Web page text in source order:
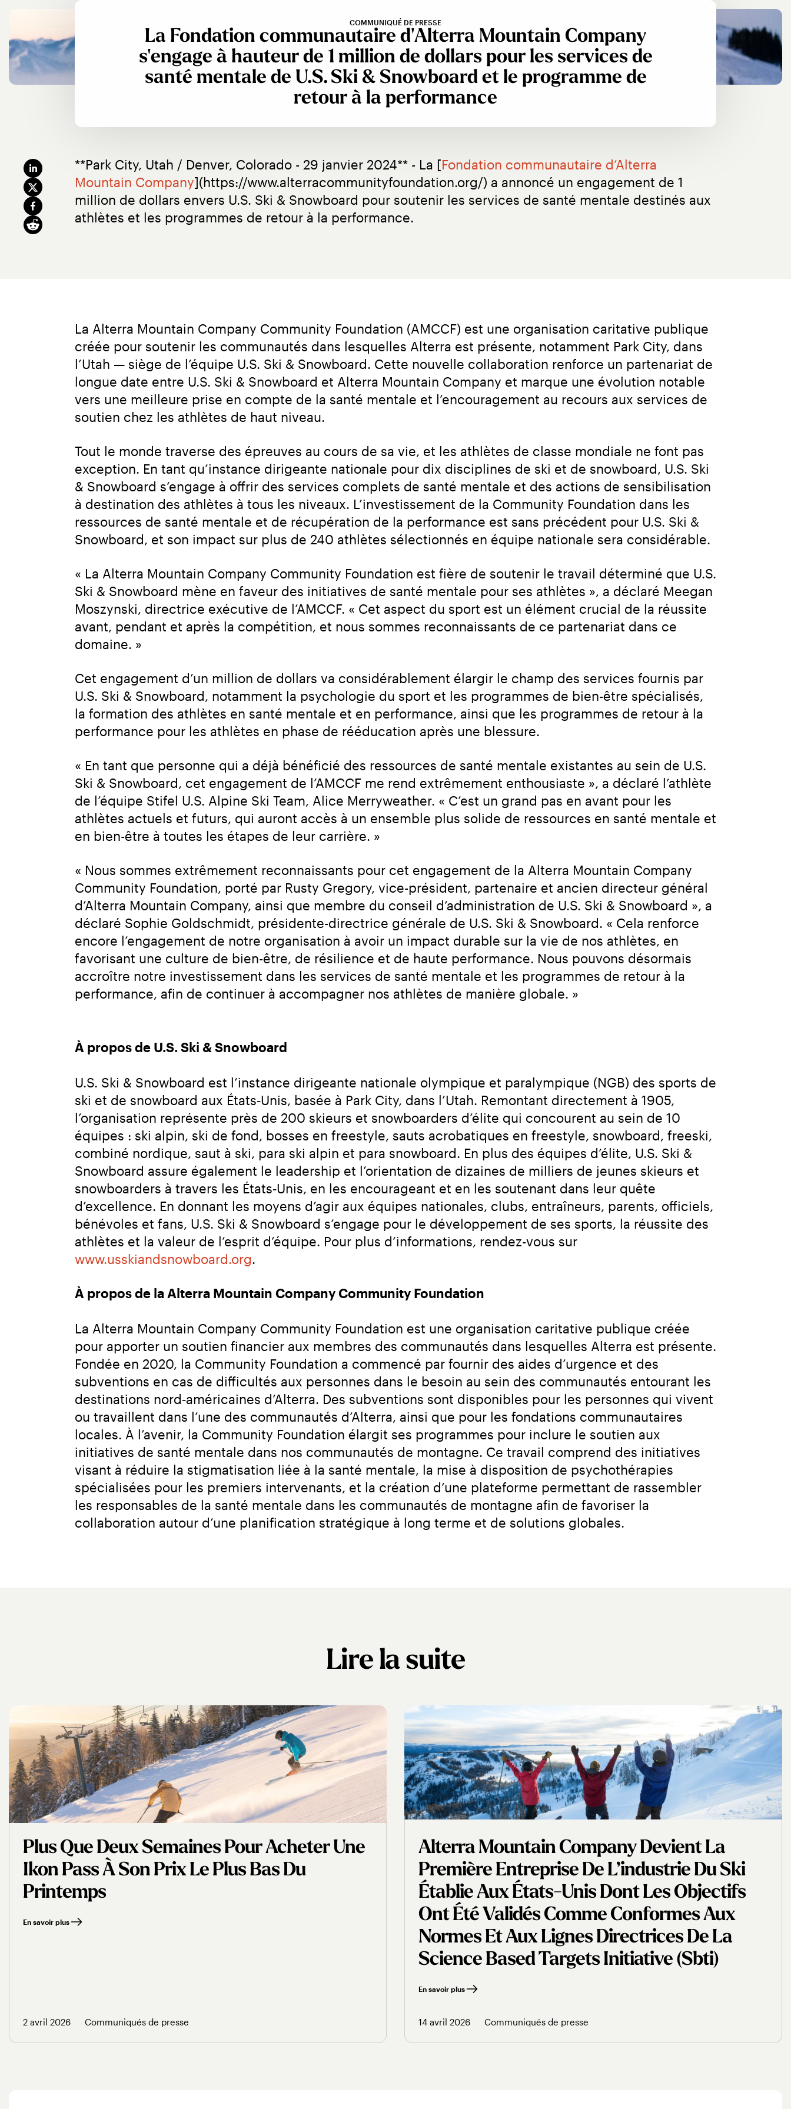
COMMUNIQUÉ DE PRESSE
La Fondation communautaire d'Alterra Mountain Company
s'engage à hauteur de 1 million de dollars pour les services de
santé mentale de U.S. Ski & Snowboard et le programme de
retour à la performance
**Park City, Utah / Denver, Colorado - 29 janvier 2024** - La [Fondation communautaire d’Alterra
Mountain Company](https://www.alterracommunityfoundation.org/) a annoncé un engagement de 1
million de dollars envers U.S. Ski & Snowboard pour soutenir les services de santé mentale destinés aux
athlètes et les programmes de retour à la performance.
La Alterra Mountain Company Community Foundation (AMCCF) est une organisation caritative publique
créée pour soutenir les communautés dans lesquelles Alterra est présente, notamment Park City, dans
l’Utah — siège de l’équipe U.S. Ski & Snowboard. Cette nouvelle collaboration renforce un partenariat de
longue date entre U.S. Ski & Snowboard et Alterra Mountain Company et marque une évolution notable
vers une meilleure prise en compte de la santé mentale et l’encouragement au recours aux services de
soutien chez les athlètes de haut niveau.
Tout le monde traverse des épreuves au cours de sa vie, et les athlètes de classe mondiale ne font pas
exception. En tant qu’instance dirigeante nationale pour dix disciplines de ski et de snowboard, U.S. Ski
& Snowboard s’engage à offrir des services complets de santé mentale et des actions de sensibilisation
à destination des athlètes à tous les niveaux. L’investissement de la Community Foundation dans les
ressources de santé mentale et de récupération de la performance est sans précédent pour U.S. Ski &
Snowboard, et son impact sur plus de 240 athlètes sélectionnés en équipe nationale sera considérable.
« La Alterra Mountain Company Community Foundation est fière de soutenir le travail déterminé que U.S.
Ski & Snowboard mène en faveur des initiatives de santé mentale pour ses athlètes », a déclaré Meegan
Moszynski, directrice exécutive de l’AMCCF. « Cet aspect du sport est un élément crucial de la réussite
avant, pendant et après la compétition, et nous sommes reconnaissants de ce partenariat dans ce
domaine. »
Cet engagement d’un million de dollars va considérablement élargir le champ des services fournis par
U.S. Ski & Snowboard, notamment la psychologie du sport et les programmes de bien-être spécialisés,
la formation des athlètes en santé mentale et en performance, ainsi que les programmes de retour à la
performance pour les athlètes en phase de rééducation après une blessure.
« En tant que personne qui a déjà bénéficié des ressources de santé mentale existantes au sein de U.S.
Ski & Snowboard, cet engagement de l’AMCCF me rend extrêmement enthousiaste », a déclaré l’athlète
de l’équipe Stifel U.S. Alpine Ski Team, Alice Merryweather. « C’est un grand pas en avant pour les
athlètes actuels et futurs, qui auront accès à un ensemble plus solide de ressources en santé mentale et
en bien-être à toutes les étapes de leur carrière. »
« Nous sommes extrêmement reconnaissants pour cet engagement de la Alterra Mountain Company
Community Foundation, porté par Rusty Gregory, vice-président, partenaire et ancien directeur général
d’Alterra Mountain Company, ainsi que membre du conseil d’administration de U.S. Ski & Snowboard », a
déclaré Sophie Goldschmidt, présidente-directrice générale de U.S. Ski & Snowboard. « Cela renforce
encore l’engagement de notre organisation à avoir un impact durable sur la vie de nos athlètes, en
favorisant une culture de bien-être, de résilience et de haute performance. Nous pouvons désormais
accroître notre investissement dans les services de santé mentale et les programmes de retour à la
performance, afin de continuer à accompagner nos athlètes de manière globale. »
À propos de U.S. Ski & Snowboard
U.S. Ski & Snowboard est l’instance dirigeante nationale olympique et paralympique (NGB) des sports de
ski et de snowboard aux États‑Unis, basée à Park City, dans l’Utah. Remontant directement à 1905,
l’organisation représente près de 200 skieurs et snowboarders d’élite qui concourent au sein de 10
équipes : ski alpin, ski de fond, bosses en freestyle, sauts acrobatiques en freestyle, snowboard, freeski,
combiné nordique, saut à ski, para ski alpin et para snowboard. En plus des équipes d’élite, U.S. Ski &
Snowboard assure également le leadership et l’orientation de dizaines de milliers de jeunes skieurs et
snowboarders à travers les États‑Unis, en les encourageant et en les soutenant dans leur quête
d’excellence. En donnant les moyens d’agir aux équipes nationales, clubs, entraîneurs, parents, officiels,
bénévoles et fans, U.S. Ski & Snowboard s’engage pour le développement de ses sports, la réussite des
www.usskiandsnowboard.org.
À propos de la Alterra Mountain Company Community Foundation
La Alterra Mountain Company Community Foundation est une organisation caritative publique créée
pour apporter un soutien financier aux membres des communautés dans lesquelles Alterra est présente.
Fondée en 2020, la Community Foundation a commencé par fournir des aides d’urgence et des
subventions en cas de difficultés aux personnes dans le besoin au sein des communautés entourant les
destinations nord‑américaines d’Alterra. Des subventions sont disponibles pour les personnes qui vivent
ou travaillent dans l’une des communautés d’Alterra, ainsi que pour les fondations communautaires
locales. À l’avenir, la Community Foundation élargit ses programmes pour inclure le soutien aux
initiatives de santé mentale dans nos communautés de montagne. Ce travail comprend des initiatives
visant à réduire la stigmatisation liée à la santé mentale, la mise à disposition de psychothérapies
spécialisées pour les premiers intervenants, et la création d’une plateforme permettant de rassembler
les responsables de la santé mentale dans les communautés de montagne afin de favoriser la
collaboration autour d’une planification stratégique à long terme et de solutions globales.
Lire la suite
Alterra Mountain Company Devient La
Première Entreprise De L’industrie Du Ski
Établie Aux États-Unis Dont Les Objectifs
Ont Été Validés Comme Conformes Aux
Normes Et Aux Lignes Directrices De La
Science Based Targets Initiative (sbti)
En savoir plus
14 avril 2026 Communiqués de presse
Plus Que Deux Semaines Pour Acheter Une
Ikon Pass À Son Prix Le Plus Bas Du
Printemps
En savoir plus
2 avril 2026 Communiqués de presse